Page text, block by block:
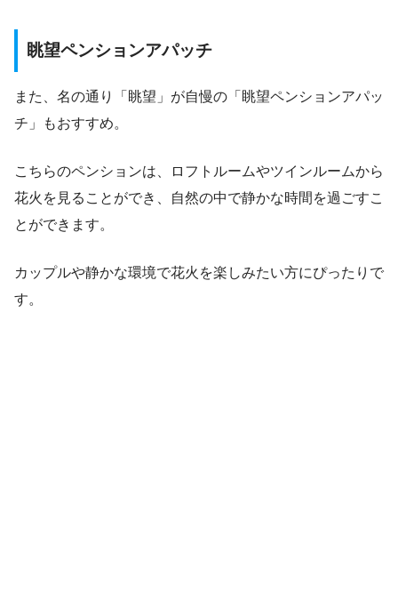
眺望ペンションアパッチ
また、名の通り「眺望」が自慢の「眺望ペンションアパッ
チ」もおすすめ。
こちらのペンションは、ロフトルームやツインルームから
花火を見ることができ、自然の中で静かな時間を過ごすこ
とができます。
カップルや静かな環境で花火を楽しみたい方にぴったりで
す。